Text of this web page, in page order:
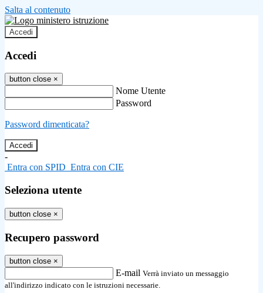
Salta al contenuto
Accedi
Accedi
button close ×
Nome Utente
Password
Password dimenticata?
-
Entra con SPID Entra con CIE
Seleziona utente
button close ×
Recupero password
button close ×
E-mail Verrà inviato un messaggio
all'indirizzo indicato con le istruzioni necessarie.